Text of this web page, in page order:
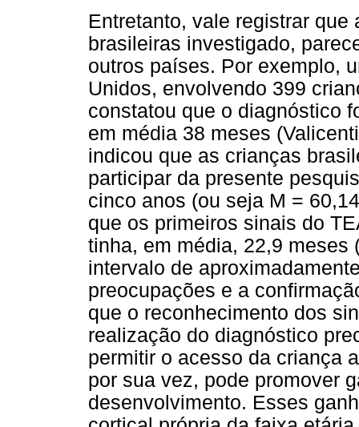
Entretanto, vale registrar
brasileiras investigado,
outros países. Por exemplo,
Unidos, envolvendo 399
constatou que o diagnóstico
em média 38 meses
indicou que as crianças
participar da presente
cinco anos (ou seja M =
que os primeiros sinais do
tinha, em média, 22,9 meses
intervalo de
preocupações e a
que o reconhecimento dos
realização do diagnóstico
permitir o acesso da criança
por sua vez, pode promover
desenvolvimento. Esses